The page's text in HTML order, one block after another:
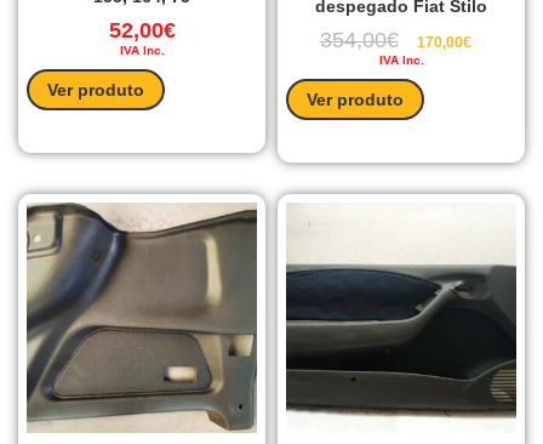
52,00€
IVA Inc.
Ver produto
despegado Fiat Stilo
354,00€ 170,00€
IVA Inc.
Ver produto